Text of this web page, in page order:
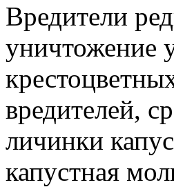
Вредители
уничтожение
вредителей,
личинки
капустная